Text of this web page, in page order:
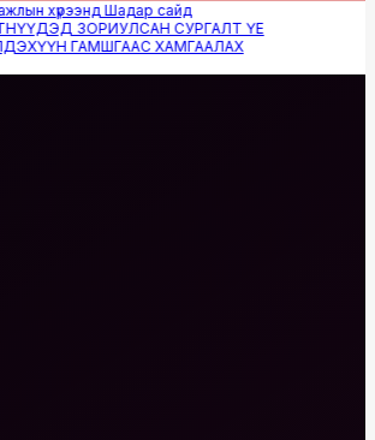
Шадар сайд
ЗОРИУЛСАН СУРГАЛТ ҮЕ
ГАМШГААС ХАМГААЛАХ